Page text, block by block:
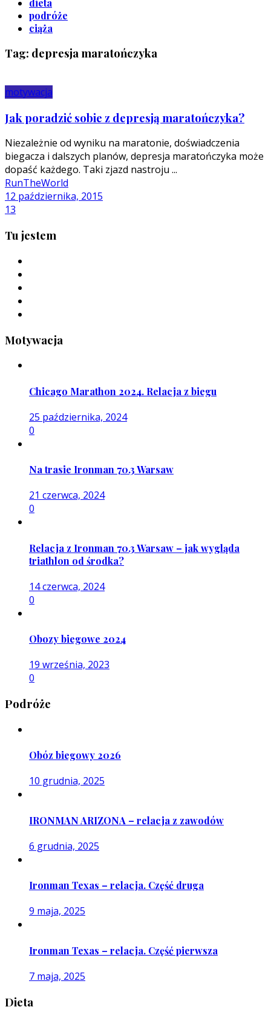
podróże
ciąża
Tag: depresja maratończyka
motywacja
Jak poradzić sobie z depresją maratończyka?
Niezależnie od wyniku na maratonie, doświadczenia
biegacza i dalszych planów, depresja maratończyka może
dopaść każdego. Taki zjazd nastroju ...
RunTheWorld
12 października, 2015
13
Tu jestem
Motywacja
Chicago Marathon 2024. Relacja z biegu
25 października, 2024
0
Na trasie Ironman 70.3 Warsaw
21 czerwca, 2024
0
Relacja z Ironman 70.3 Warsaw – jak wygląda
triathlon od środka?
14 czerwca, 2024
0
Obozy biegowe 2024
19 września, 2023
0
Podróże
Obóz biegowy 2026
10 grudnia, 2025
IRONMAN ARIZONA – relacja z zawodów
6 grudnia, 2025
Ironman Texas – relacja. Część druga
9 maja, 2025
Ironman Texas – relacja. Część pierwsza
7 maja, 2025
Dieta